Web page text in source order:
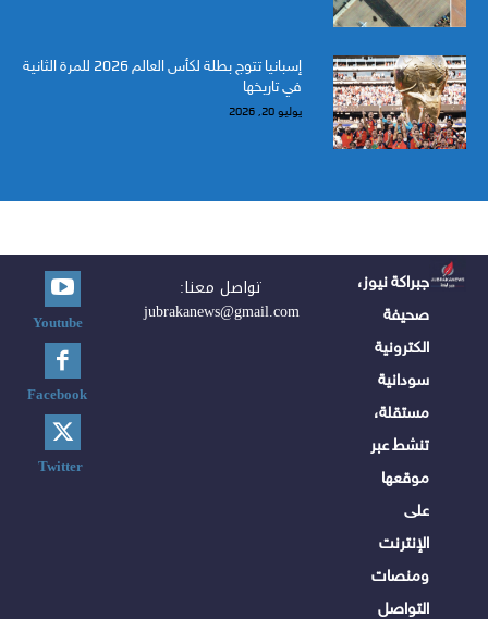
إسبانيا تتوج بطلة لكأس العالم 2026 للمرة الثانية
في تاريخها
يوليو 20, 2026
جبراكة نيوز،
صحيفة
الكترونية
سودانية
مستقلة،
تنشط عبر
موقعها
على
الإنترنت
ومنصات
التواصل
تواصل معنا:
jubrakanews@gmail.com
Youtube
Facebook
Twitter